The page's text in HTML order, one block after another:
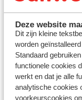
Deze website
Dit zijn kleine
worden
Standaard
functionele cookies
werkt en dat je alle
analytische cookies
voorkeurscookies
La Norma
Waar kinderen
Sneeuwzeker
Perfect voor